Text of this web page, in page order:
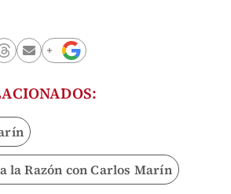
la Razón con Carlos Marín